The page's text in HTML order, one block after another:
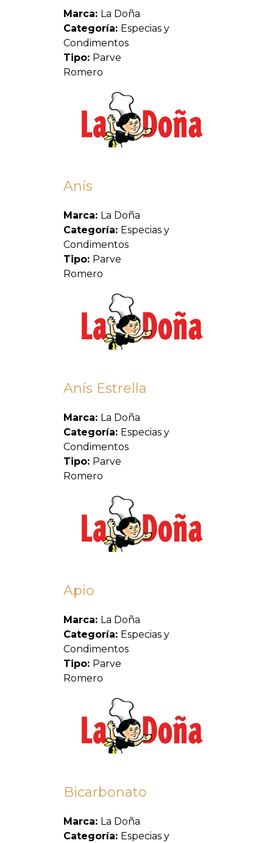
Marca: La Doña
Categoría: Especias y
Condimentos
Tipo: Parve
Romero
Anís
Marca: La Doña
Categoría: Especias y
Condimentos
Tipo: Parve
Romero
Anís Estrella
Marca: La Doña
Categoría: Especias y
Condimentos
Tipo: Parve
Romero
Apio
Marca: La Doña
Categoría: Especias y
Condimentos
Tipo: Parve
Romero
Bicarbonato
Marca: La Doña
Categoría: Especias y